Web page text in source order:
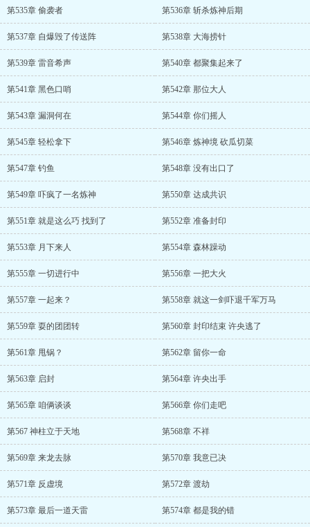
第535章 偷袭者 第536章 斩杀炼神后期
第537章 自爆毁了传送阵 第538章 大海捞针
第539章 雷音希声 第540章 都聚集起来了
第541章 黑色口哨 第542章 那位大人
第543章 漏洞何在 第544章 你们摇人
第545章 轻松拿下 第546章 炼神境 砍瓜切菜
第547章 钓鱼 第548章 没有出口了
第549章 吓疯了一名炼神 第550章 达成共识
第551章 就是这么巧 找到了 第552章 准备封印
第553章 月下来人 第554章 森林躁动
第555章 一切进行中 第556章 一把大火
第557章 一起来？ 第558章 就这一剑吓退千军万马
第559章 耍的团团转 第560章 封印结束 许央逃了
第561章 甩锅？ 第562章 留你一命
第563章 启封 第564章 许央出手
第565章 咱俩谈谈 第566章 你们走吧
第567 神柱立于天地 第568章 不祥
第569章 来龙去脉 第570章 我意已决
第571章 反虚境 第572章 渡劫
第573章 最后一道天雷 第574章 都是我的错